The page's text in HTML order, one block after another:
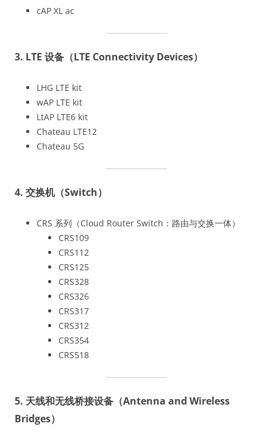
cAP XL ac
3. LTE 设备（LTE Connectivity Devices）
LHG LTE kit
wAP LTE kit
LtAP LTE6 kit
Chateau LTE12
Chateau 5G
4. 交换机（Switch）
CRS 系列（Cloud Router Switch：路由与交换一体）
CRS109
CRS112
CRS125
CRS328
CRS326
CRS317
CRS312
CRS354
CRS518
5. 天线和无线桥接设备（Antenna and Wireless
Bridges）